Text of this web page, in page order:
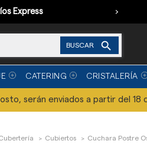
Express ›
BUSCAR 
CATERING CRISTALERÍA
serán enviados a partir del
Cubiertos Cuchara Postre